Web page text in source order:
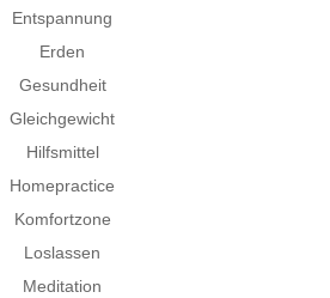
Entspannung
Erden
Gesundheit
Gleichgewicht
Hilfsmittel
Homepractice
Komfortzone
Loslassen
Meditation